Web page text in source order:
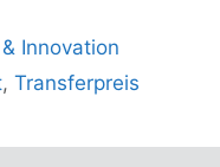
Innovation
,Transferpreis